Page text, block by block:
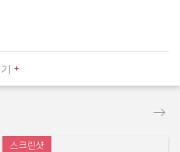
스크린샷